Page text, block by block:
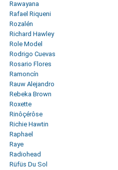
Rawayana
Rafael Riqueni
Rozalén
Richard Hawley
Role Model
Rodrigo Cuevas
Rosario Flores
Ramoncín
Rauw Alejandro
Rebeka Brown
Roxette
Rinôçérôse
Richie Hawtin
Raphael
Raye
Radiohead
Rüfüs Du Sol